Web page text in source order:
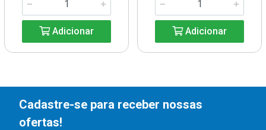
Adicionar Adicionar
Cadastre-se para receber nossas
ofertas!